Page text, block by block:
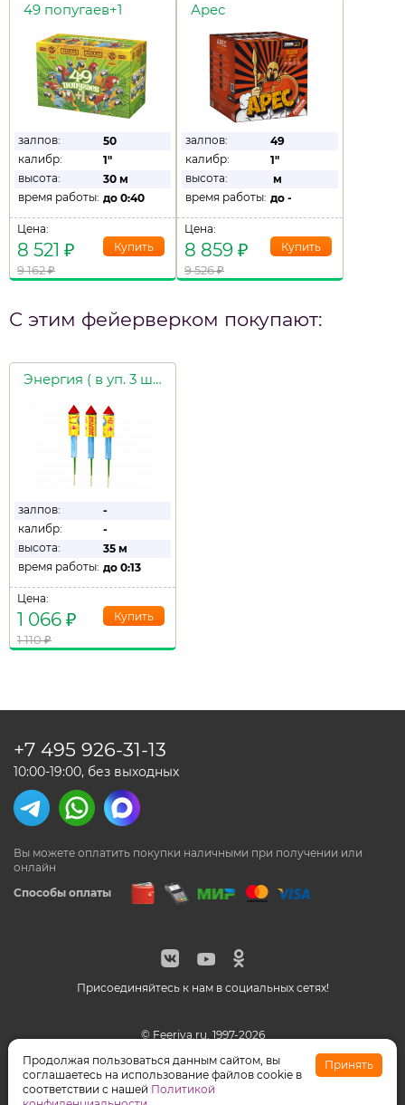
49 попугаев+1
залпов:
50
калибр:
1"
высота:
30 м
время работы: до 0:40
Цена:
8 521 ₽
9 162₽
Арес
залпов:
49
калибр:
1"
высота:
м
время работы: до -
Цена:
8 859 ₽
9 526₽
С этим фейерверком покупают:
Энергия ( в уп. 3 шт.)
залпов:
-
калибр:
-
высота:
35 м
время работы: до 0:13
Цена:
1 066 ₽
1 110₽
Присоединяйтесь к нам в социальных сетях!
© Feeriya.ru, 1997-2026
Способы оплаты
Вы можете оплатить покупки наличными при получении или
онлайн
+7 495 926-31-13
10:00-19:00, без выходных
WhatsApp принадлежат компании Meta, признанной
экстремистской организацией на территории РФ
Продолжая пользоваться данным сайтом, вы
соглашаетесь на использование файлов cookie в
соответствии с нашей Политикой
Принять